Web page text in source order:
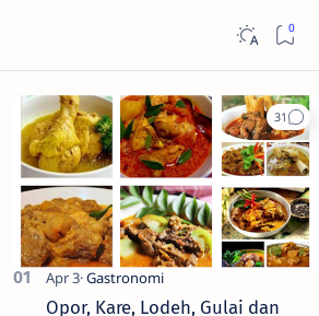
Opor, Kare, Lodeh, Gulai dan